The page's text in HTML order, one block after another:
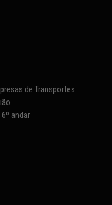
de Transportes
andar